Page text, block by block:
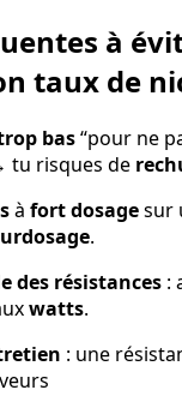
à
taux de
bas“pour ne
tu risques de
à fort dosagesur
.
des résistances :
watts.
: une